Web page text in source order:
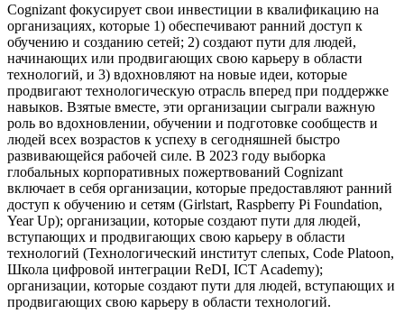
Cognizant фокусирует свои инвестиции в квалификацию на
организациях, которые 1) обеспечивают ранний доступ к
обучению и созданию сетей; 2) создают пути для людей,
начинающих или продвигающих свою карьеру в области
технологий, и 3) вдохновляют на новые идеи, которые
продвигают технологическую отрасль вперед при поддержке
навыков. Взятые вместе, эти организации сыграли важную
роль во вдохновлении, обучении и подготовке сообществ и
людей всех возрастов к успеху в сегодняшней быстро
развивающейся рабочей силе. В 2023 году выборка
глобальных корпоративных пожертвований Cognizant
включает в себя организации, которые предоставляют ранний
доступ к обучению и сетям (Girlstart, Raspberry Pi Foundation,
Year Up); организации, которые создают пути для людей,
вступающих и продвигающих свою карьеру в области
технологий (Технологический институт слепых, Code Platoon,
Школа цифровой интеграции ReDI, ICT Academy);
организации, которые создают пути для людей, вступающих и
продвигающих свою карьеру в области технологий.